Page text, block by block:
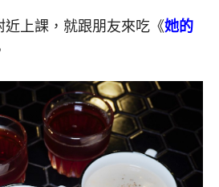
上課，就跟朋友來吃《她的